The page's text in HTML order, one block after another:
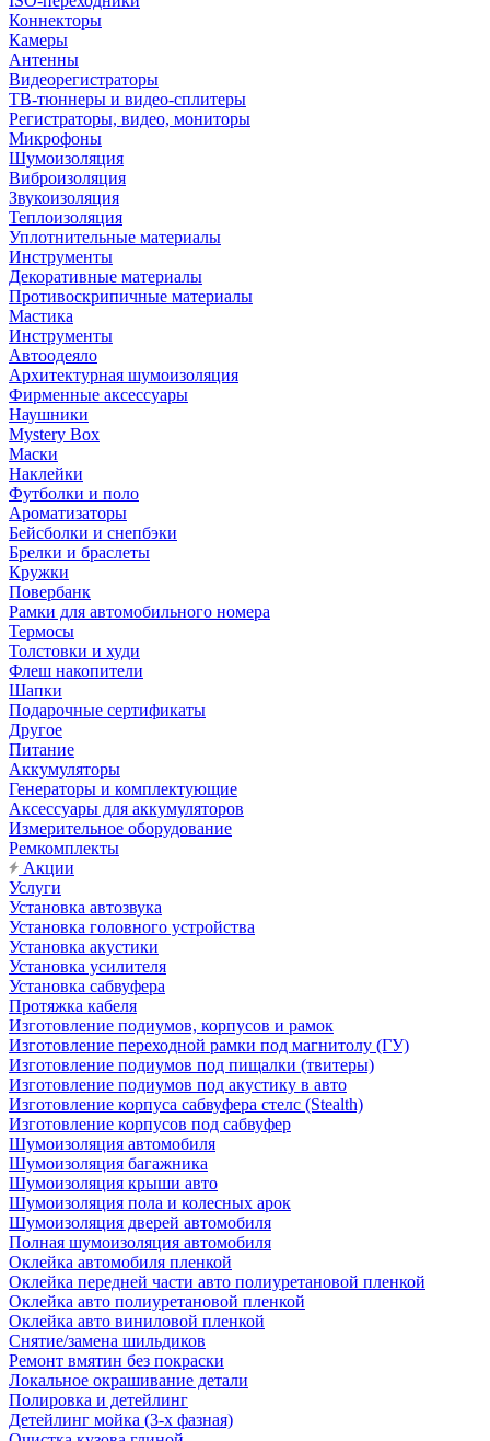
Коннекторы
Камеры
Антенны
Видеорегистраторы
ТВ-тюннеры и видео-сплитеры
Регистраторы, видео, мониторы
Микрофоны
Шумоизоляция
Виброизоляция
Звукоизоляция
Теплоизоляция
Уплотнительные материалы
Инструменты
Декоративные материалы
Противоскрипичные материалы
Мастика
Инструменты
Автоодеяло
Архитектурная шумоизоляция
Фирменные аксессуары
Наушники
Mystery Box
Маски
Наклейки
Футболки и поло
Ароматизаторы
Бейсболки и снепбэки
Брелки и браслеты
Кружки
Повербанк
Рамки для автомобильного номера
Термосы
Толстовки и худи
Флеш накопители
Шапки
Подарочные сертификаты
Другое
Питание
Аккумуляторы
Генераторы и комплектующие
Аксессуары для аккумуляторов
Измерительное оборудование
Ремкомплекты
Акции
Услуги
Установка автозвука
Установка головного устройства
Установка акустики
Установка усилителя
Установка сабвуфера
Протяжка кабеля
Изготовление подиумов, корпусов и рамок
Изготовление переходной рамки под магнитолу (ГУ)
Изготовление подиумов под пищалки (твитеры)
Изготовление подиумов под акустику в авто
Изготовление корпуса сабвуфера стелс (Stealth)
Изготовление корпусов под сабвуфер
Шумоизоляция автомобиля
Шумоизоляция багажника
Шумоизоляция крыши авто
Шумоизоляция пола и колесных арок
Шумоизоляция дверей автомобиля
Полная шумоизоляция автомобиля
Оклейка автомобиля пленкой
Оклейка передней части авто полиуретановой пленкой
Оклейка авто полиуретановой пленкой
Оклейка авто виниловой пленкой
Снятие/замена шильдиков
Ремонт вмятин без покраски
Локальное окрашивание детали
Полировка и детейлинг
Детейлинг мойка (3-х фазная)